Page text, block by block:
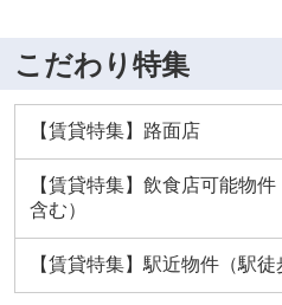
こだわり特集
【賃貸特集】路面店
【賃貸特集】飲食店可能物
含む）
【賃貸特集】駅近物件（駅徒